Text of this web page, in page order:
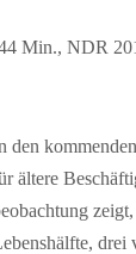
Min., NDR
den
ältere